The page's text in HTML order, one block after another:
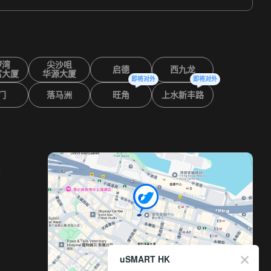
湾
大厦
尖沙咀
华源大厦
启德 西九龙
落马洲 旺角
即将对外
上水新丰路
即将对外
uSMART HK